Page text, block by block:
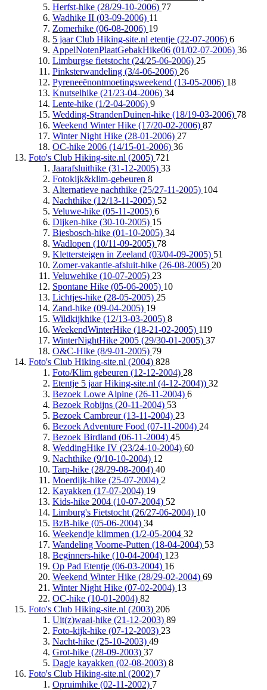
Herfst-hike (28/29-10-2006) 77
Wadhike II (03-09-2006) 11
Zomerhike (06-08-2006) 19
5 jaar Club Hiking-site.nl etentje (22-07-2006) 6
AppelNotenPlaatGebakHike06 (01/02-07-2006) 36
Limburgse fietstocht (24/25-06-2006) 25
Pinksterwandeling (3/4-06-2006) 26
Pyreneeënontmoetingsweekend (13-05-2006) 18
Knutselhike (21/23-04-2006) 34
Lente-hike (1/2-04-2006) 9
Wedding-StrandenDuinen-hike (18/19-03-2006) 78
Weekend Winter Hike (17/20-02-2006) 87
Winter Night Hike (28-01-2006) 27
OC-hike 2006 (14/15-01-2006) 36
Foto's Club Hiking-site.nl (2005) 721
Jaarafsluithike (31-12-2005) 33
Fotokijk&klim-gebeuren 8
Alternatieve nachthike (25/27-11-2005) 104
Nachthike (12/13-11-2005) 52
Veluwe-hike (05-11-2005) 6
Dijken-hike (30-10-2005) 15
Biesbosch-hike (01-10-2005) 34
Wadlopen (10/11-09-2005) 78
Klettersteigen in Zeeland (03/04-09-2005) 51
Zomer-vakantie-afsluit-hike (26-08-2005) 20
Veluwehike (10-07-2005) 23
Spontane Hike (05-06-2005) 10
Lichtjes-hike (28-05-2005) 25
Zand-hike (09-04-2005) 19
Wildkijkhike (12/13-03-2005) 8
WeekendWinterHike (18-21-02-2005) 119
WinterNightHike 2005 (29/30-01-2005) 37
O&C-Hike (8/9-01-2005) 79
Foto's Club Hiking-site.nl (2004) 828
Foto/Klim gebeuren (12-12-2004) 28
Etentje 5 jaar Hiking-site.nl (4-12-2004)) 32
Bezoek Lowe Alpine (26-11-2004) 6
Bezoek Robijns (20-11-2004) 53
Bezoek Cambreur (13-11-2004) 23
Bezoek Adventure Food (07-11-2004) 24
Bezoek Birdland (06-11-2004) 45
WeddingHike IV (23/24-10-2004) 60
Nachthike (9/10-10-2004) 12
Tarp-hike (28/29-08-2004) 40
Moerdijk-hike (25-07-2004) 2
Kayakken (17-07-2004) 19
Kids-hike 2004 (10-07-2004) 52
Limburg's Fietstocht (26/27-06-2004) 10
BzB-hike (05-06-2004) 34
Weekendje klimmen (1/2-05-2004 32
Wandeling Voorne-Putten (18-04-2004) 53
Beginners-hike (10-04-2004) 123
Op Pad Etentje (06-03-2004) 16
Weekend Winter Hike (28/29-02-2004) 69
Winter Night Hike (07-02-2004) 13
OC-hike (10-01-2004) 82
Foto's Club Hiking-site.nl (2003) 206
Uit(z)waai-hike (21-12-2003) 89
Foto-kijk-hike (07-12-2003) 23
Nacht-hike (25-10-2003) 49
Grot-hike (28-09-2003) 37
Dagje kayakken (02-08-2003) 8
Foto's Club Hiking-site.nl (2002) 7
Opruimhike (02-11-2002) 7